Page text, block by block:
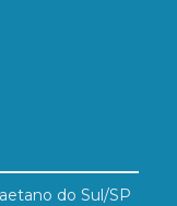
do Sul/SP